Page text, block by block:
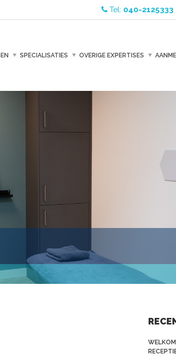
Tel: 040-2125333
SPECIALISATIES OVERIGE EXPERTISES